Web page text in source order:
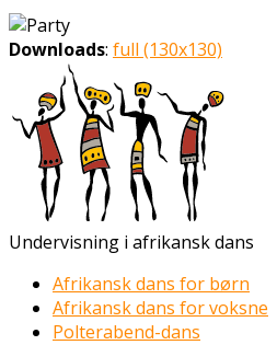
Downloads: full (130x130)
Undervisning i afrikansk dans
Afrikansk dans for børn
Afrikansk dans for voksne
Polterabend-dans